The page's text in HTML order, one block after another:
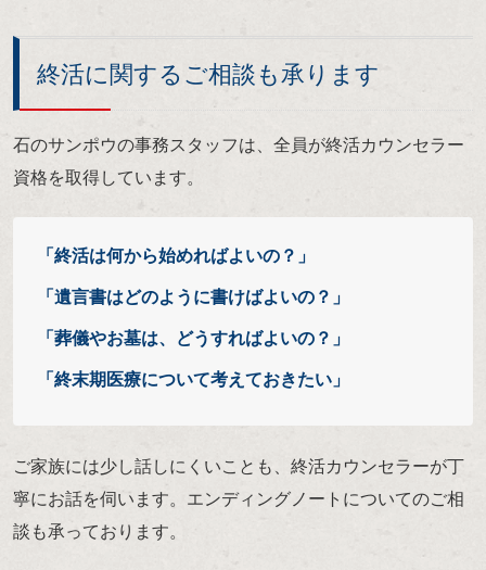
終活に関するご相談も承ります
石のサンポウの事務スタッフは、全員が終活カウンセラー
資格を取得しています。
「終活は何から始めればよいの？」
「遺言書はどのように書けばよいの？」
「葬儀やお墓は、どうすればよいの？」
「終末期医療について考えておきたい」
ご家族には少し話しにくいことも、終活カウンセラーが丁
寧にお話を伺います。エンディングノートについてのご相
談も承っております。